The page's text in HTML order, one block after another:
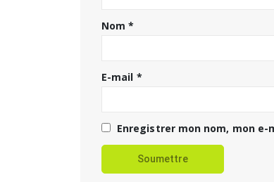
Nom*
E-mail *
Enregistrer mon nom, mon